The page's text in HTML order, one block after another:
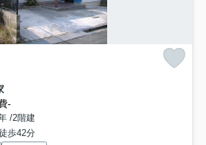
-
/2階建
歩42分